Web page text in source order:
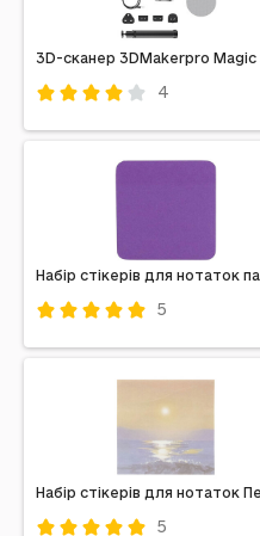
3D-сканер 3DMakerpro
4
3DMakerpro
Набір стікерів для нотаток
5
виробник: Китай |
Набір стікерів для нотаток
5